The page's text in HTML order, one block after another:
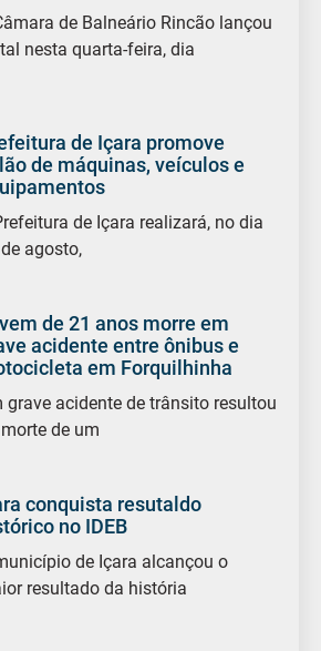
de Balneário Rincão lançou
nesta quarta-feira, dia
de Içara promove
de máquinas, veículos e
de Içara realizará, no dia
agosto,
de 21 anos morre em
acidente entre ônibus e
em Forquilhinha
grave acidente de trânsito resultou
de um
conquista resutaldo
no IDEB
de Içara alcançou o
resultado da história